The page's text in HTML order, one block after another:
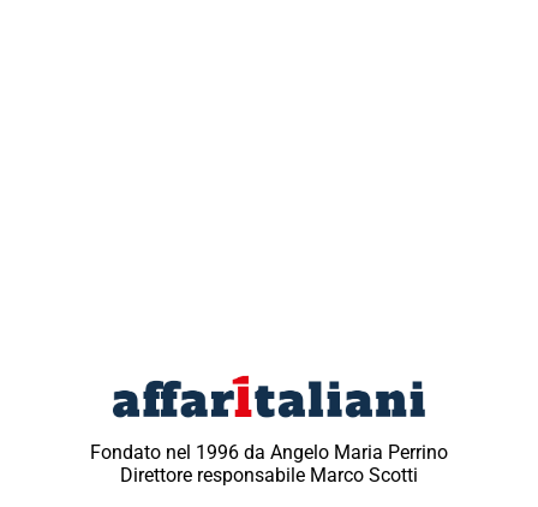
Fondato nel 1996 da Angelo Maria Perrino
Direttore responsabile Marco Scotti